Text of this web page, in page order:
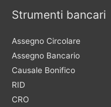
Strumenti bancari
Assegno Circolare
Assegno Bancario
Causale Bonifico
RID
CRO